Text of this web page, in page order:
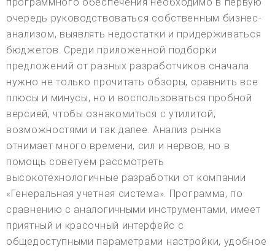
очередь руководствоваться собственным бизнес-
анализом, выявлять недостатки и придерживаться
бюджетов. Среди приложенной подборки
предложений от разных разработчиков сначала
нужно не только прочитать обзоры, сравнить все
плюсы и минусы, но и воспользоваться пробной
версией, чтобы ознакомиться с утилитой,
возможностями и так далее. Анализ рынка
отнимает много времени, сил и нервов, но в
помощь советуем рассмотреть
высокотехнологичные разработки от компании
«Генеральная учетная система». Программа, по
сравнению с аналогичными инструментами, имеет
приятный и красочный интерфейс с
общедоступными параметрами настройки, удобное